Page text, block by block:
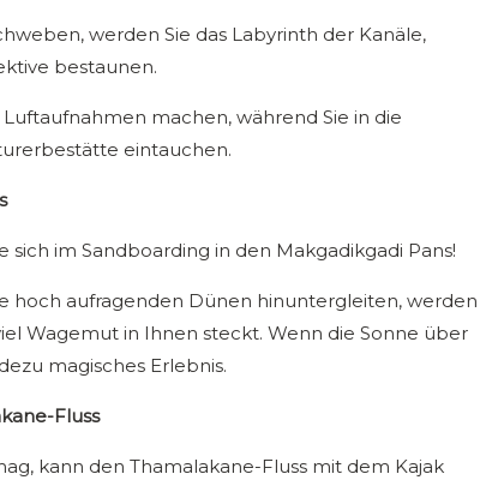
werden Sie das Labyrinth der Kanäle,
bestaunen.
machen, während Sie in die
eintauchen.
sich im Sandboarding in den Makgadikgadi Pans!
hoch aufragenden Dünen hinuntergleiten, werden
Wagemut in Ihnen steckt. Wenn die Sonne über
magisches Erlebnis.
Fluss
kann den Thamalakane-Fluss mit dem Kajak